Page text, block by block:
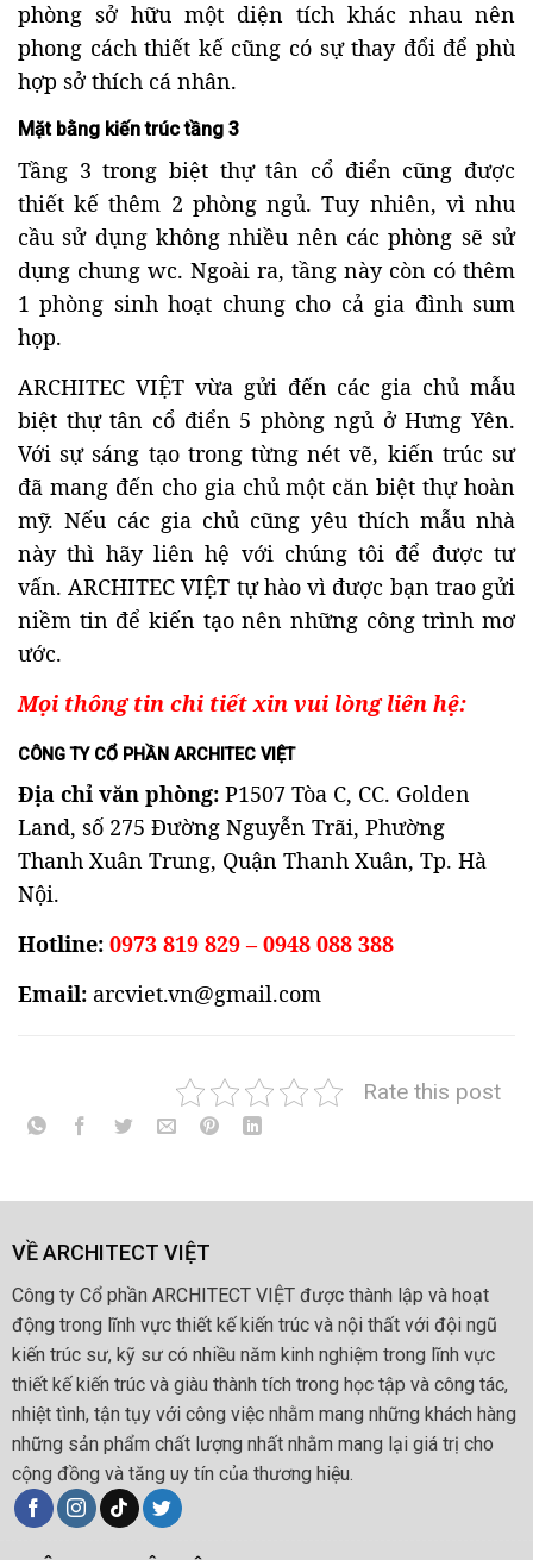
phòng sở hữu một diện tích khác nhau nên
phong cách thiết kế cũng có sự thay đổi để phù
hợp sở thích cá nhân.
Mặt bằng kiến trúc tầng 3
Tầng 3 trong biệt thự tân cổ điển cũng được
thiết kế thêm 2 phòng ngủ. Tuy nhiên, vì nhu
cầu sử dụng không nhiều nên các phòng sẽ sử
dụng chung wc. Ngoài ra, tầng này còn có thêm
1 phòng sinh hoạt chung cho cả gia đình sum
họp.
ARCHITEC VIỆT vừa gửi đến các gia chủ mẫu
biệt thự tân cổ điển 5 phòng ngủ ở Hưng Yên.
Với sự sáng tạo trong từng nét vẽ, kiến trúc sư
đã mang đến cho gia chủ một căn biệt thự hoàn
mỹ. Nếu các gia chủ cũng yêu thích mẫu nhà
này thì hãy liên hệ với chúng tôi để được tư
vấn. ARCHITEC VIỆT tự hào vì được bạn trao gửi
niềm tin để kiến tạo nên những công trình mơ
ước.
Mọi thông tin chi tiết xin vui lòng liên hệ:
CÔNG TY CỔ PHẦN ARCHITEC VIỆT
Địa chỉ văn phòng: P1507 Tòa C, CC. Golden
Land, số 275 Đường Nguyễn Trãi, Phường
Thanh Xuân Trung, Quận Thanh Xuân, Tp. Hà
Nội.
Hotline: 0973 819 829 – 0948 088 388
Email: arcviet.vn@gmail.com
Rate this post
VỀ ARCHITECT VIỆT
Công ty Cổ phần ARCHITECT VIỆT được thành lập và hoạt
động trong lĩnh vực thiết kế kiến trúc và nội thất với đội ngũ
kiến trúc sư, kỹ sư có nhiều năm kinh nghiệm trong lĩnh vực
thiết kế kiến trúc và giàu thành tích trong học tập và công tác,
nhiệt tình, tận tụy với công việc nhằm mang những khách hàng
những sản phẩm chất lượng nhất nhằm mang lại giá trị cho
cộng đồng và tăng uy tín của thương hiệu.